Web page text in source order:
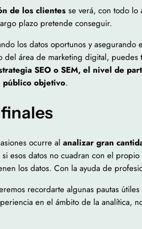
de los clientes se verá, con todo lo
plazo pretende conseguir.
los datos oportunos y
del área de marketing digital,
SEO o SEM, el nivel de
público objetivo.
ocurre al analizar gran
esos datos no cuadran con el
los datos. Con la ayuda de
recordarte algunas pautas
en el ámbito de la analítica,